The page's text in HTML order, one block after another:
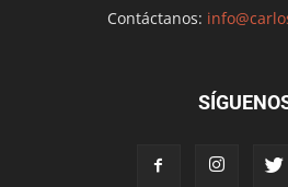
Contáctanos: